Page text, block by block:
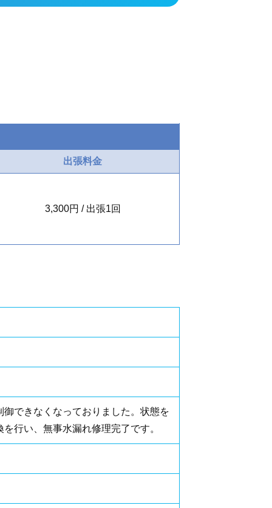
出張料金
3,300円 / 出張1回
できなくなっておりました。状態を
行い、無事水漏れ修理完了です。